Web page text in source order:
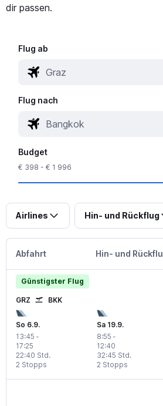
dir passen.
Flug ab
Flug nach
Budget
€ 398 - € 1 996
Airlines Hin- und Rückflug
Abfahrt Hin- und
Günstigster Flug
GRZ BKK
So 6.9.
13:45 -
17:25
2 Stopps
22:40 Std.
Sa 19.9.
8:55 -
12:40
2 Stopps
32:45 Std.